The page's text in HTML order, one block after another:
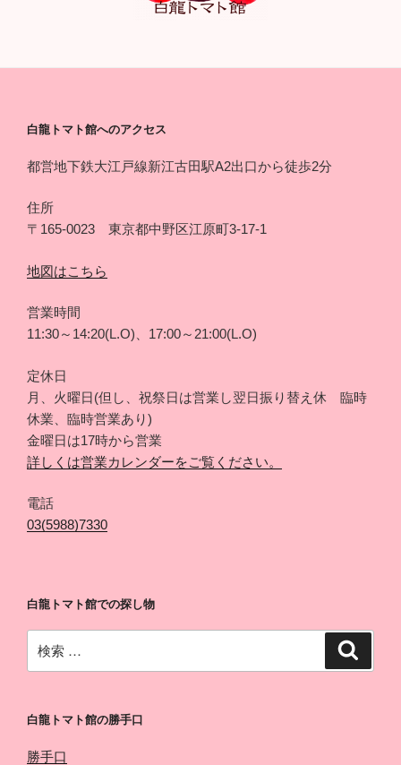
白龍トマト館へのアクセス
都営地下鉄大江戸線新江古田駅A2出口から徒歩2分
住所
〒165-0023 東京都中野区江原町3-17-1
地図はこちら
営業時間
11:30～14:20(L.O)、17:00～21:00(L.O)
定休日
月、火曜日(但し、祝祭日は営業し翌日振り替え休 臨時
休業、臨時営業あり)
金曜日は17時から営業
詳しくは営業カレンダーをご覧ください。
電話
03(5988)7330
白龍トマト館での探し物
索:
白龍トマト館の勝手口
勝手口